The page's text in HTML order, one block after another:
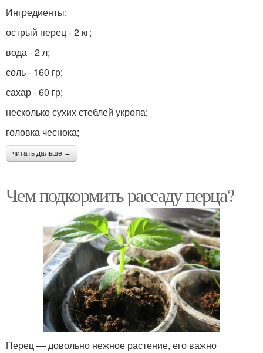
Ингредиенты:
острый перец - 2 кг;
вода - 2 л;
соль - 160 гр;
сахар - 60 гр;
несколько сухих стеблей укропа;
головка чеснока;
читать дальше →
Чем подкормить рассаду перца?
Перец — довольно нежное растение, его важно